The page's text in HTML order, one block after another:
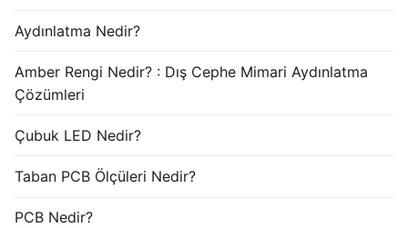
Aydınlatma Nedir?
Amber Rengi Nedir? : Dış Cephe Mimari Aydınlatma
Çözümleri
Çubuk LED Nedir?
Taban PCB Ölçüleri Nedir?
PCB Nedir?